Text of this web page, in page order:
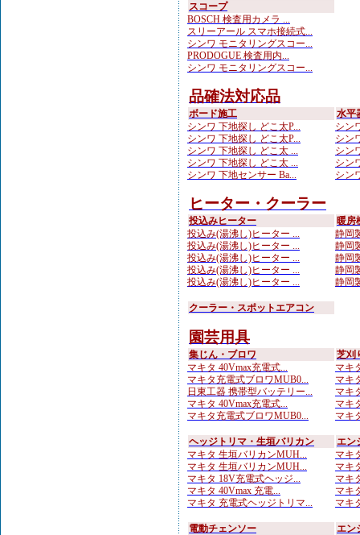
スコープ
BOSCH 検査用カメラ ...
スリーアール スマホ接続式...
シンワ モニタリングスコー...
PRODOGUE 検査用内...
シンワ モニタリングスコー...
品確法対応品
ボード施工
シンワ 下地探し どこ太P...
シンワ 下地探し どこ太P...
シンワ 下地探し どこ太 ...
シンワ 下地探し どこ太 ...
シンワ 下地センサー Ba...
水平
シン
シン
シン
シン
シン
ヒーター・クーラー
投込みヒーター
投込み(湯沸し)ヒーター ...
投込み(湯沸し)ヒーター ...
投込み(湯沸し)ヒーター ...
投込み(湯沸し)ヒーター ...
投込み(湯沸し)ヒーター ...
暖房
静岡
静岡
静岡
静岡
静岡
クーラー・スポットエアコン
園芸用具
集じん・ブロワ
マキタ 40Vmax充電式...
マキタ充電式ブロワMUB0...
日東工器 携帯型バッテリー...
マキタ 40Vmax充電式...
マキタ充電式ブロワMUB0...
芝刈
マキ
マキ
マキ
マキ
マキ
ヘッジトリマ・生垣バリカン
マキタ 生垣バリカンMUH...
マキタ 生垣バリカンMUH...
マキタ 18V充電式ヘッジ...
マキタ 40Vmax 充電...
マキタ 充電式ヘッジトリマ...
エン
マキ
マキ
マキ
マキ
マキ
電動チェンソー
エン